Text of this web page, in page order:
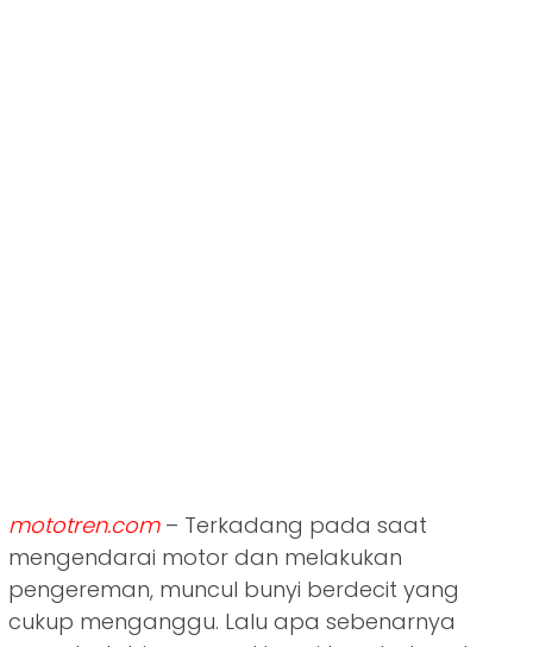
mototren.com– Terkadang pada saat
mengendarai motor dan melakukan
pengereman, muncul bunyi berdecit yang
cukup menganggu. Lalu apa sebenarnya